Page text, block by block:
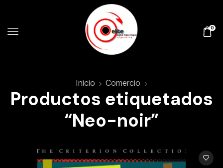
0
Inicio Comercio
Productos etiquetados
“Neo-noir”